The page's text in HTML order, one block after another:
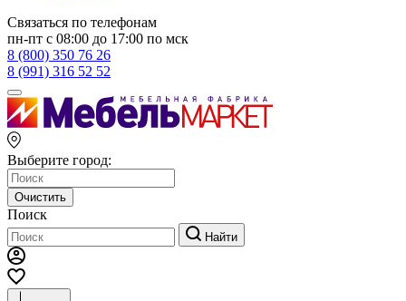
Связаться по телефонам
пн-пт с 08:00 до 17:00 по мск
8 (800) 350 76 26
8 (991) 316 52 52
Выберите город:
Очистить
Поиск
Найти